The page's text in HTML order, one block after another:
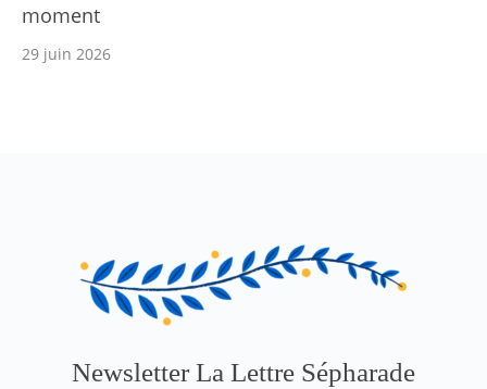
moment
29 juin 2026
Newsletter La Lettre Sépharade